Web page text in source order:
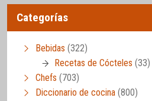
Categorías
Bebidas (322)
Recetas de Cócteles (33)
Chefs (703)
Diccionario de cocina (800)